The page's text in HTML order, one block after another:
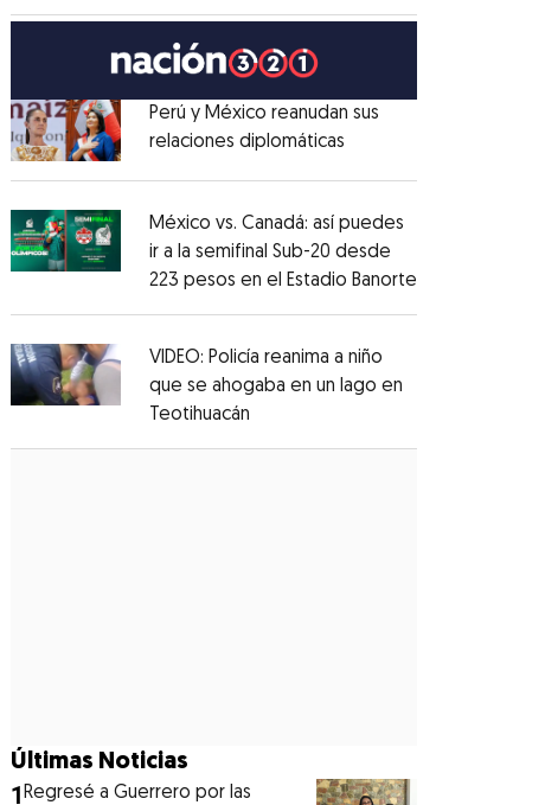
Opens in new window
Perú y México reanudan sus
relaciones diplomáticas
Opens in new window
México vs. Canadá: así puedes
ir a la semifinal Sub-20 desde
223 pesos en el Estadio Banorte
Opens in new window
VIDEO: Policía reanima a niño
que se ahogaba en un lago en
Teotihuacán
Últimas Noticias
1Regresé a Guerrero por las